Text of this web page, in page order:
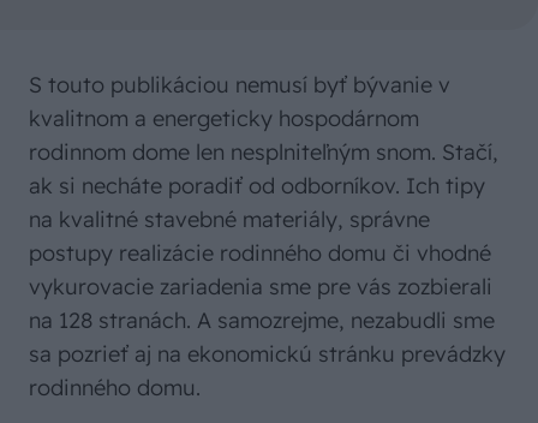
S touto publikáciou nemusí byť bývanie v
kvalitnom a energeticky hospodárnom
rodinnom dome len nesplniteľným snom. Stačí,
ak si necháte poradiť od odborníkov. Ich tipy
na kvalitné stavebné materiály, správne
postupy realizácie rodinného domu či vhodné
vykurovacie zariadenia sme pre vás zozbierali
na 128 stranách. A samozrejme, nezabudli sme
sa pozrieť aj na ekonomickú stránku prevádzky
rodinného domu.